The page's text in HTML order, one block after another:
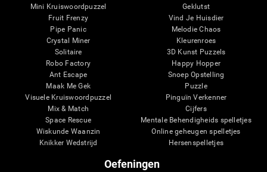
Mini Kruiswoordpuzzel
Fruit Frenzy
Pipe Panic
Crystal Miner
Solitaire
Robo Factory
Ant Escape
Maak Me Gek
Visuele Kruiswoordpuzzel
Mix & Match
Space Rescue
Wiskunde Waanzin
Knikker Wedstrijd
Geklutst
Vind Je Huisdier
Melodie Chaos
Kleurenroes
3D Kunst Puzzels
Happy Hopper
Snoep Opstelling
Puzzle
Pinguïn Verkenner
Cijfers
Mentale Behendigheids spelletjes
Online geheugen spelletjes
Hersenspelletjes
Oefeningen